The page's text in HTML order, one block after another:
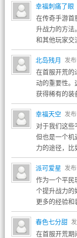
幸福刺痛了眼
在传奇手游首
升战力的方法
和其他玩家交
北岛残月 发
在首服开荒的
动的重要性。
获得稀有的装
幸福天空 发
对于我们这些
但也是一个机
力的途径，比
派可爱星 发
作为一个平民
个提升战力的
更多的经验和
春色七分甜
在首服开荒期